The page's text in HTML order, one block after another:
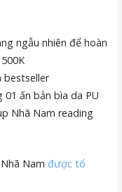
ngẫu nhiên để hoàn
bestseller
ấn bản bìa da PU
Nhã Nam reading
Nam được tổ